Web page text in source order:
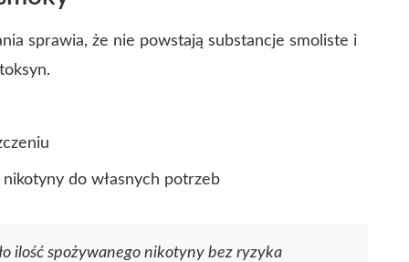
sprawia, że nie powstają substancje smoliste i
do własnych potrzeb
ilość spożywanego nikotyny bez ryzyka